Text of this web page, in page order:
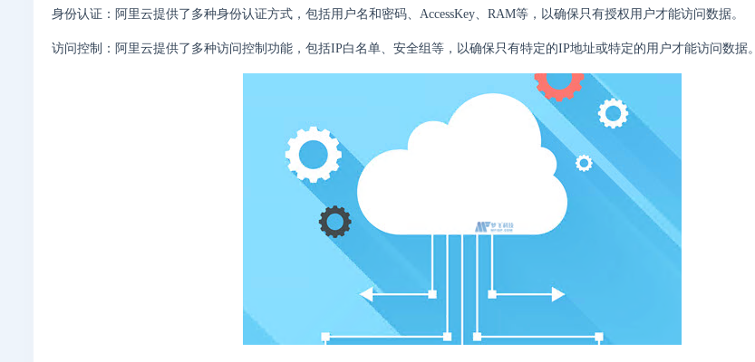
身份认证：阿里云提供了多种身份认证方式，包括用户名和密码、AccessKey、RAM等，以确保只有授权用户才能访问数据。
访问控制：阿里云提供了多种访问控制功能，包括IP白名单、安全组等，以确保只有特定的IP地址或特定的用户才能访问数据。